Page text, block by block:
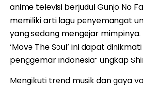
anime televisi berjudul Gunjo No
memiliki arti lagu penyemangat
yang sedang mengejar mimpinya.
‘Move The Soul’ ini dapat
penggemar Indonesia” ungkap
Mengikuti trend musik dan gaya